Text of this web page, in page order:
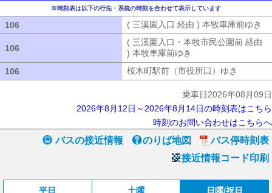
※時刻表は以下の行先・系統の時刻を合わせて表示しています
106 ( 三溪園入口 経由 ) 本牧車庫前ゆき
106
( 三溪園入口・本牧市民公園前 経由
) 本牧車庫前ゆき
106
桜木町駅前（市役所口）ゆき
乗車日2026年08月09日
2026年8月12日～2026年8月14日の時刻表はこちら
時刻のお問い合わせはこちらへ
バスの接近情報 のりば地図
バス停時刻表
接近情報コード印刷
平日 土曜 日曜/祝日